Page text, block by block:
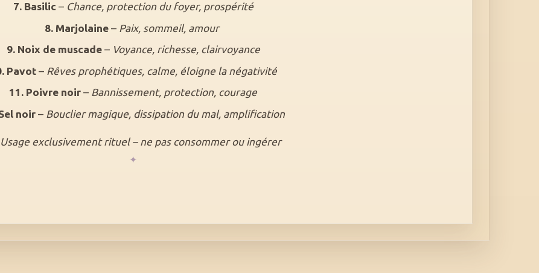
7. Basilic– Chance, protection du foyer, prospérité
8. Marjolaine – Paix, sommeil, amour
9. Noix de muscade– Voyance, richesse, clairvoyance
Pavot– Rêves prophétiques, calme, éloigne la négativité
11. Poivre noir – Bannissement, protection, courage
noir – Bouclier magique, dissipation du mal, amplification
Usage exclusivement rituel – ne pas consommer ou ingérer